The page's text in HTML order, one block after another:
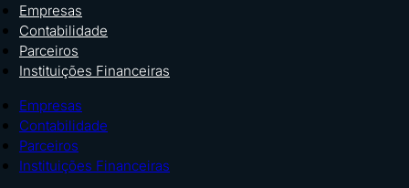
Empresas
Contabilidade
Parceiros
Instituições Financeiras
Empresas
Contabilidade
Parceiros
Instituições Financeiras